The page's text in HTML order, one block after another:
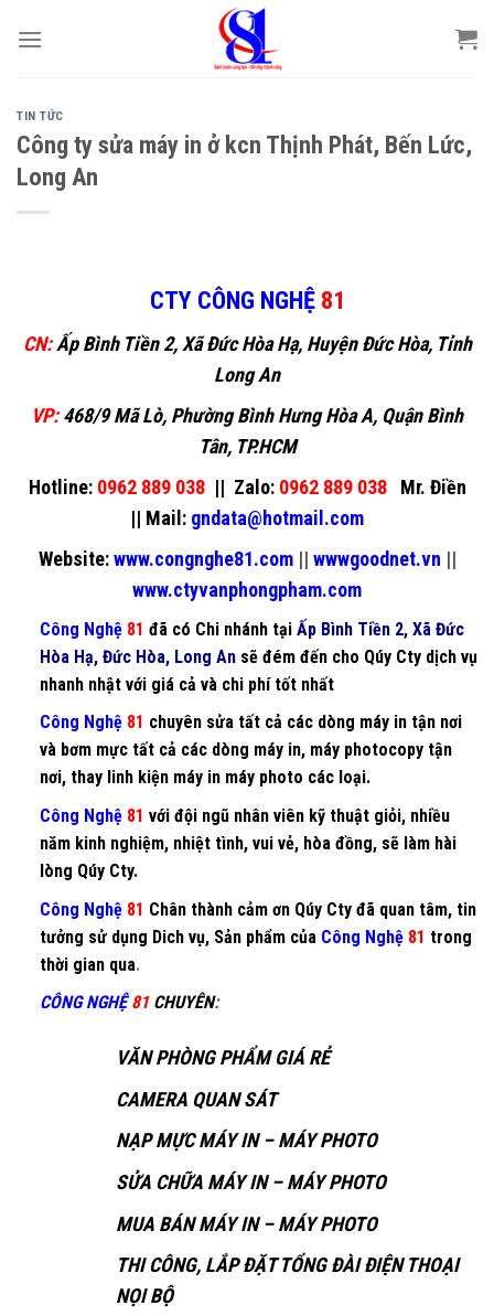
TIN TỨC
Công ty sửa máy in ở kcn Thịnh Phát, Bến Lức,
Long An
CTY CÔNG NGHỆ 81
CN: Ấp Bình Tiền 2, Xã Đức Hòa Hạ, Huyện Đức Hòa, Tỉnh
Long An
VP: 468/9 Mã Lò, Phường Bình Hưng Hòa A, Quận Bình
Tân, TP.HCM
Hotline:0962 889 038 || Zalo:0962 889 038 Mr. Điền
|| Mail: gndata@hotmail.com
Website: www.congnghe81.com|| wwwgoodnet.vn ||
www.ctyvanphongpham.com
Công Nghệ81 đã có Chi nhánh tại Ấp Bình Tiền 2, Xã Đức
Hòa Hạ, Đức Hòa, Long An sẽ đém đến cho Qúy Cty dịch vụ
nhanh nhật với giá cả và chi phí tốt nhất
Công Nghệ 81 chuyên sửa tất cả các dòng máy intận nơi
và bơm mựctất cả các dòng máy in, máy photocopytận
nơi, thay linh kiện máy in máy photo các loại.
Công Nghệ 81 với đội ngũ nhân viên kỹ thuật giỏi, nhiều
năm kinh nghiệm, nhiệt tình, vui vẻ, hòa đồng, sẽ làm hài
lòng Qúy Cty.
Công Nghệ 81 Chân thành cảm ơn Qúy Cty đã quan tâm, tin
tưởng sử dụng Dich vụ, Sản phẩm của Công Nghệ 81 trong
thời gian qua.
CÔNG NGHỆ81 CHUYÊN:
VĂN PHÒNG PHẨM GIÁ RẺ
CAMERA QUAN SÁT
NẠP MỰC MÁY IN – MÁY PHOTO
SỬA CHỮA MÁY IN – MÁY PHOTO
MUA BÁN MÁY IN – MÁY PHOTO
THI CÔNG, LẮP ĐẶT TỔNG ĐÀI ĐIỆN THOẠI
NỌI BỘ